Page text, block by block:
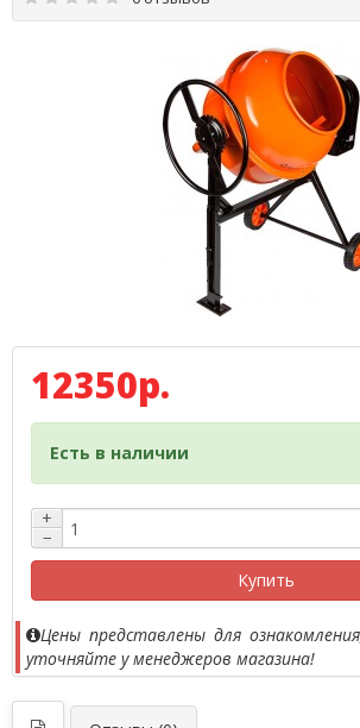
12350р.
Есть в наличии
+
−
Купить
Цены представлены для
уточняйте у менеджеров магазина!